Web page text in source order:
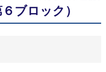
ブロック）